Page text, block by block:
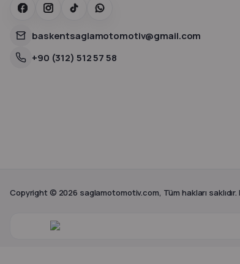
baskentsaglamotomotiv@gmail.com
+90 (312) 512 57 58
Copyright © 2026 saglamotomotiv.com, Tüm hakları